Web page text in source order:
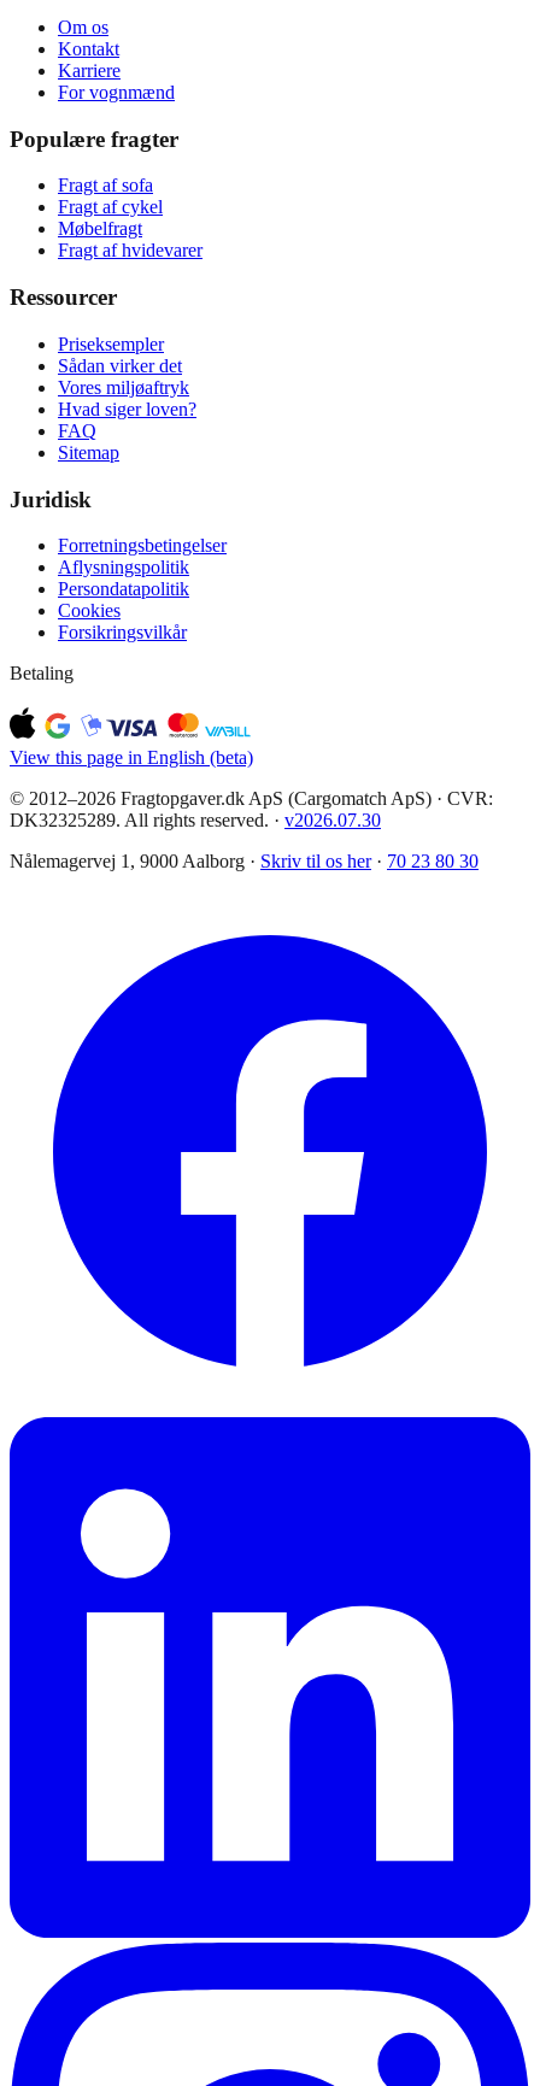
Om os
Kontakt
Karriere
For vognmænd
Populære fragter
Fragt af sofa
Fragt af cykel
Møbelfragt
Fragt af hvidevarer
Ressourcer
Priseksempler
Sådan virker det
Vores miljøaftryk
Hvad siger loven?
FAQ
Sitemap
Juridisk
Forretningsbetingelser
Aflysningspolitik
Persondatapolitik
Cookies
Forsikringsvilkår
Betaling
View this page in English (beta)
© 2012–2026 Fragtopgaver.dk ApS (Cargomatch ApS) · CVR:
DK32325289. All rights reserved. · v2026.07.30
Nålemagervej 1, 9000 Aalborg · Skriv til os her · 70 23 80 30